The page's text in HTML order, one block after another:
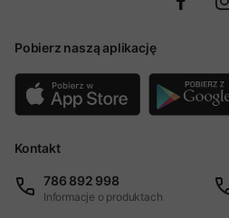
Pobierz naszą aplikację
Kontakt
786 892 998
Informacje o produktach